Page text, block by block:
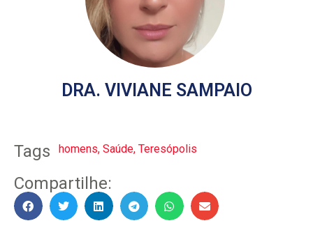
DRA. VIVIANE SAMPAIO
Tags homens, Saúde, Teresópolis
Compartilhe: